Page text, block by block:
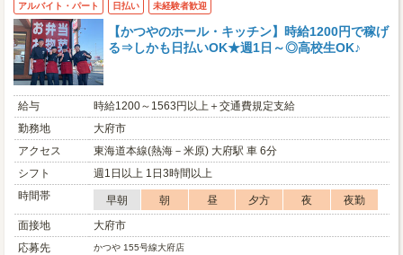
アルバイト・パート 日払い 未経験者歓迎
【かつやのホール・キッチン】時給1200円で稼げ
る⇒しかも日払いOK★週1日～◎高校生OK♪
給与
時給1200～1563円以上＋交通費規定支給
勤務地
大府市
アクセス
東海道本線(熱海－米原) 大府駅 車 6分
シフト
週1日以上 1日3時間以上
時間帯
早朝 朝 昼 夕方 夜
夜勤
面接地
大府市
応募先
かつや 155号線大府店